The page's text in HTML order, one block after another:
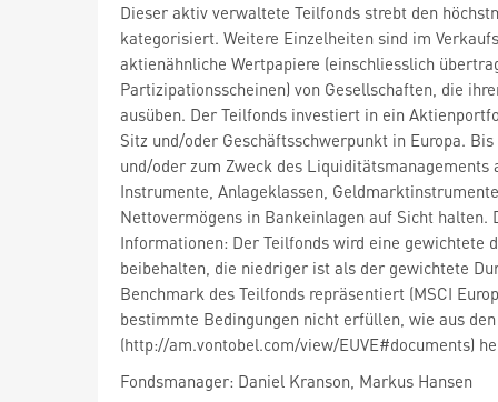
Dieser aktiv verwaltete Teilfonds strebt den
kategorisiert. Weitere Einzelheiten sind im
aktienähnliche Wertpapiere (einschliesslich
Partizipationsscheinen) von Gesellschaften, die
ausüben. Der Teilfonds investiert in ein
Sitz und/oder Geschäftsschwerpunkt in Europa.
und/oder zum Zweck des
Instrumente, Anlageklassen,
Nettovermögens in Bankeinlagen auf Sicht halten.
Informationen: Der Teilfonds wird eine gewichtete
beibehalten, die niedriger ist als der gewichtete
Benchmark des Teilfonds repräsentiert (MSCI
bestimmte Bedingungen nicht erfüllen, wie aus
(http://am.vontobel.com/view/EUVE#documents)
Fondsmanager: Daniel Kranson, Markus Hansen